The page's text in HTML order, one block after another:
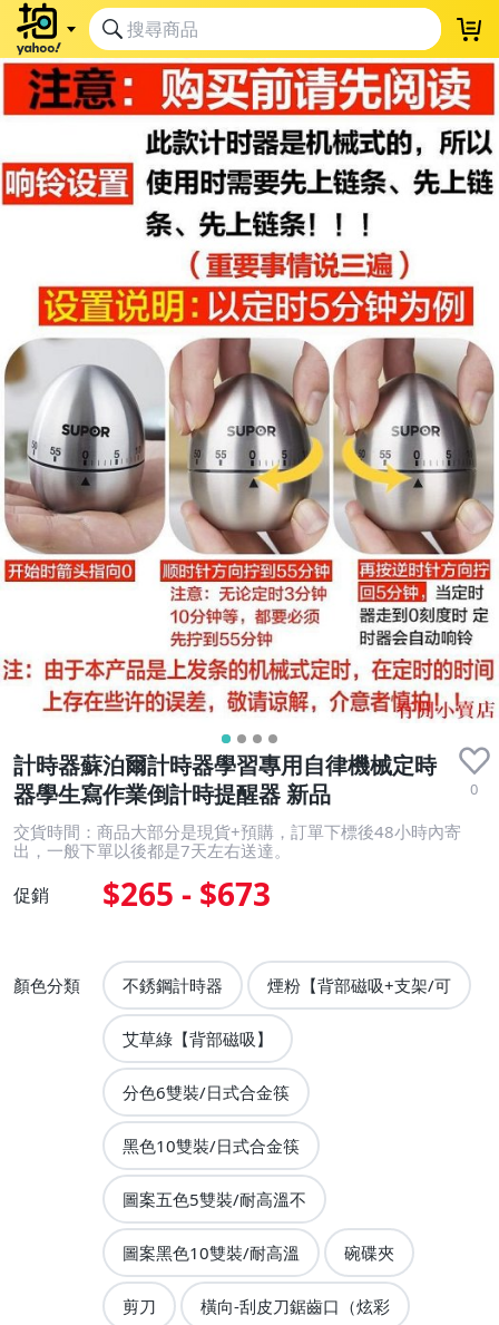
計時器蘇泊爾計時器學習專用自律機械定時
器學生寫作業倒計時提醒器 新品
0
交貨時間：商品大部分是現貨+預購，訂單下標後48小時內寄
出，一般下單以後都是7天左右送達。
促銷 $265 - $673
顏色分類 不銹鋼計時器 煙粉【背部磁吸+支架/可
艾草綠【背部磁吸】
分色6雙裝/日式合金筷
黑色10雙裝/日式合金筷
圖案五色5雙裝/耐高溫不
圖案黑色10雙裝/耐高溫 碗碟夾
剪刀 橫向-刮皮刀鋸齒口（炫彩